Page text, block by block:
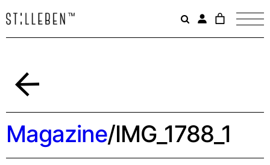
Il
è
Magazine/IMG_1788_1